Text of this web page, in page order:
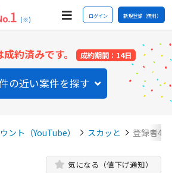
(※) ログイン 新規登録（無料）
成約済みです。 成約期間：14日
の近い案件を探す
ント（YouTube） スカッと 登録者
気になる（値下げ通知）